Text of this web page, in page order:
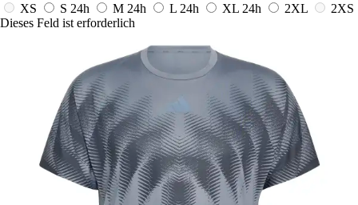
XS
S 24h M 24h L 24h XL 24h 2XL
2XS
Dieses Feld ist erforderlich